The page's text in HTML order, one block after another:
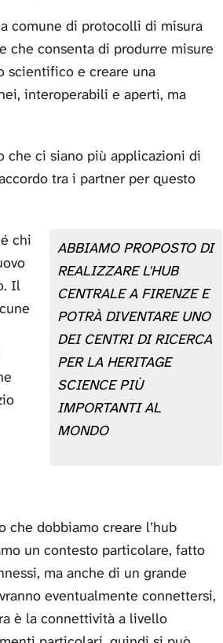
comune di protocolli di misura
che consenta di produrre misure
scientifico e creare una
interoperabili e aperti, ma
che ci siano più applicazioni di
tra i partner per questo
ABBIAMO PROPOSTO DI
REALIZZARE L'HUB
CENTRALE A FIRENZE E
POTRÀ DIVENTARE UNO
DEI CENTRI DI RICERCA
PER LA HERITAGE
SCIENCE PIÙ
IMPORTANTI AL
MONDO
chi
Il
dobbiamo creare l’hub
un contesto particolare, fatto
ma anche di un grande
eventualmente connettersi,
è la connettività a livello